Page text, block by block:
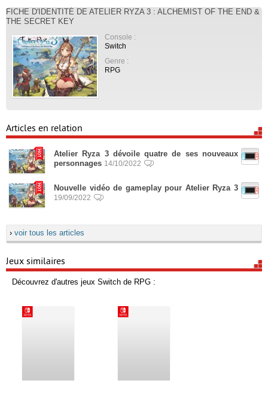
FICHE D'IDENTITÉ DE ATELIER RYZA 3 : ALCHEMIST OF THE END &
THE SECRET KEY
Console :
Switch
Genre :
RPG
Articles en relation
Atelier Ryza 3 dévoile quatre de ses nouveaux
personnages 14/10/2022
Nouvelle vidéo de gameplay pour Atelier Ryza 3
19/09/2022
› voir tous les articles
Jeux similaires
Découvrez d'autres jeux Switch de RPG :